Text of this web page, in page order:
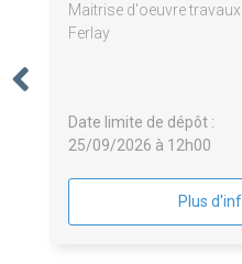
Maitrise d'oeuvre
Ferlay
Date limite de dépôt :
25/09/2026 à 12h00
Plus